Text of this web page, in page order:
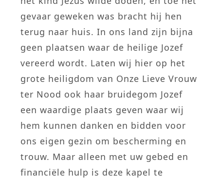
gevaar geweken was bracht hij hen
terug naar huis. In ons land zijn bijna
geen plaatsen waar de heilige Jozef
vereerd wordt. Laten wij hier op het
grote heiligdom van Onze Lieve Vrouw
ter Nood ook haar bruidegom Jozef
een waardige plaats geven waar wij
hem kunnen danken en bidden voor
ons eigen gezin om bescherming en
trouw. Maar alleen met uw gebed en
financiële hulp is deze kapel te